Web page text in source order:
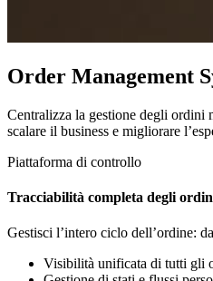
Order Management
Centralizza la gestione degli ordini
scalare il business e migliorare
Piattaforma di controllo
Tracciabilità completa degli
Gestisci l’intero ciclo dell’ordine:
Visibilità unificata di tutti gli